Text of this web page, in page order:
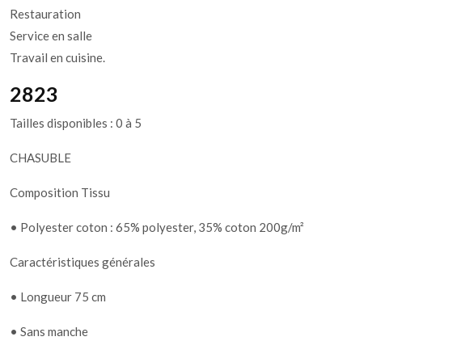
Restauration
Service en salle
Travail en cuisine.
2823
Tailles disponibles : 0 à 5
CHASUBLE
Composition Tissu
• Polyester coton : 65% polyester, 35% coton 200g/m²
Caractéristiques générales
• Longueur 75 cm
• Sans manche